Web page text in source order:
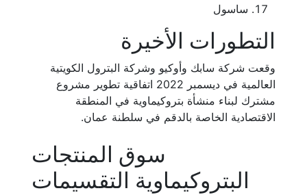
ساسول
التطورات الأخيرة
وقعت شركة سابك وأوكيو وشركة البترول الكويتية
العالمية في ديسمبر 2022 اتفاقية تطوير مشروع
مشترك لبناء منشأة بتروكيماوية في المنطقة
الاقتصادية الخاصة بالدقم في سلطنة عمان.
سوق المنتجات
البتروكيماوية التقسيمات